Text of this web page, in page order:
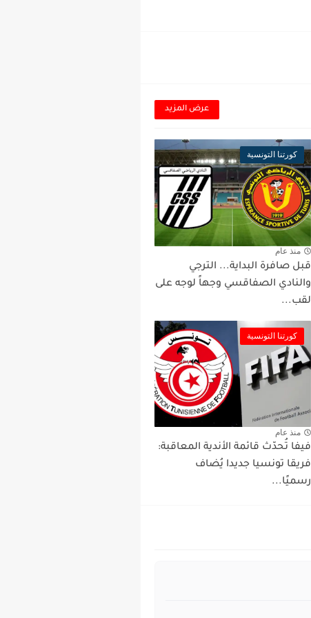
عرض المزيد
كورتنا التونسية
منذ عام
قبل صافرة البداية... الترجي
والنادي الصفاقسي وجهاً لوجه على
لقب...
كورتنا التونسية
منذ عام
فيفا تُحدّث قائمة الأندية المعاقبة:
فريقا تونسيا جديدا يُضاف
رسميًا...